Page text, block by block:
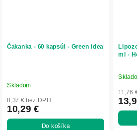
Čakanka - 60 kapsúl - Green idea
Skladom
8,37 € bez DPH
10,29 €
Do košíka
ml -
je
5,0
11,76